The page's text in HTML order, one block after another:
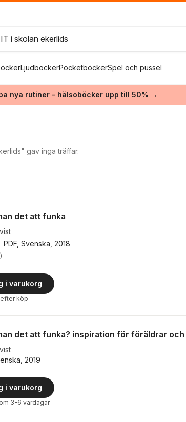
LjudböckerPocketböckerSpel och pussel
nya rutiner – hälsoböcker upp till 50% →
gav inga träffar.
det att funka
PDF Svenska 2018
Totalt antal röster:
)
i varukorg
köp
det att funka? inspiration för föräldrar
2019
i varukorg
3-6 vardagar